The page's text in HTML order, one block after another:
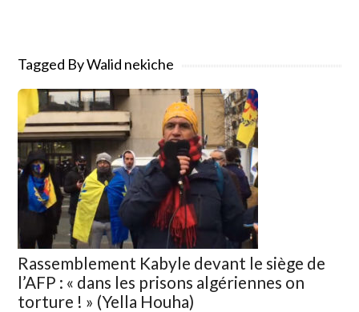
Tagged By Walid nekiche
Rassemblement Kabyle devant le siège de
l’AFP : « dans les prisons algériennes on
torture ! » (Yella Houha)